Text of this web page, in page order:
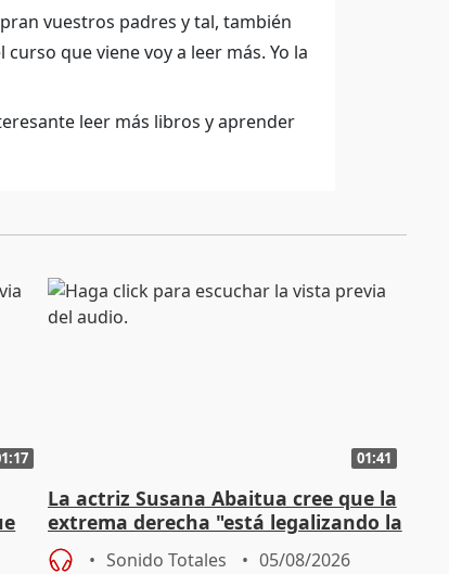
vuestros padres y tal, también
que viene voy a leer más. Yo la
leer más libros y aprender
01:41
La actriz Susana Abaitua cree que la
extrema derecha "está legalizando la
homofobia"
Sonido Totales 05/08/2026